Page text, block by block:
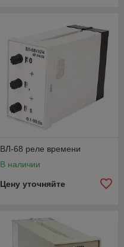
ВЛ-68 реле времени
В наличии
Цену уточняйте